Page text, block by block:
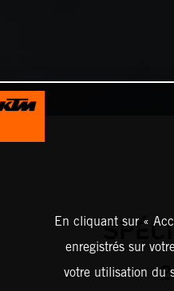
En cliquant sur «
enregistrés sur
votre utilisation du